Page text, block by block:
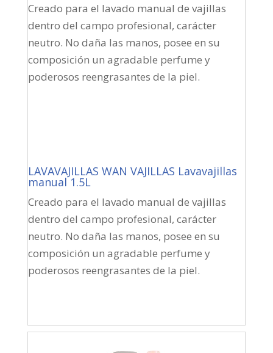
Creado para el lavado manual de vajillas
dentro del campo profesional, carácter
neutro. No daña las manos, posee en su
composición un agradable perfume y
poderosos reengrasantes de la piel.
LAVAVAJILLAS WAN VAJILLAS Lavavajillas
manual 1.5L
Creado para el lavado manual de vajillas
dentro del campo profesional, carácter
neutro. No daña las manos, posee en su
composición un agradable perfume y
poderosos reengrasantes de la piel.